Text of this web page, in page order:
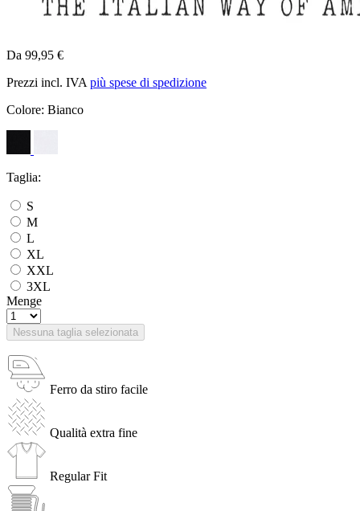
Da 99,95 €
Prezzi incl. IVA più spese di spedizione
Colore: Bianco
Taglia:
S
M
L
XL
XXL
3XL
Menge
Nessuna taglia selezionata
Ferro da stiro facile
Qualità extra fine
Regular Fit